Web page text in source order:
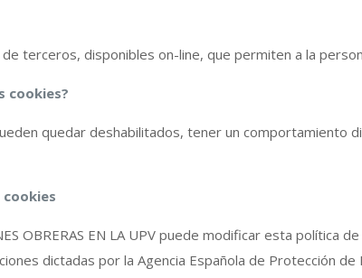
terceros, disponibles on-line, que permiten a la
cookies?
quedar deshabilitados, tener un
OBRERAS EN LA UPV puede modificar esta
dictadas por la Agencia Española de Protección